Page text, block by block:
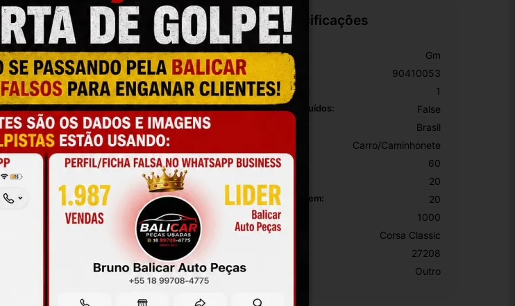
Especificações
Marca: Gm
Número De Peça: 90410053
Diâmetro Máximo Das Pás: 1
Suportes De Radiador Incluídos: False
Origem: Brasil
Carro/Caminhonete
Altura Da Embalagem: 60
20
Comprimento Da Embalagem: 20
Peso Da Embalagem: 1000
Modelo: Corsa Classic
27208
Motivo De GTIN Vacío: Outro